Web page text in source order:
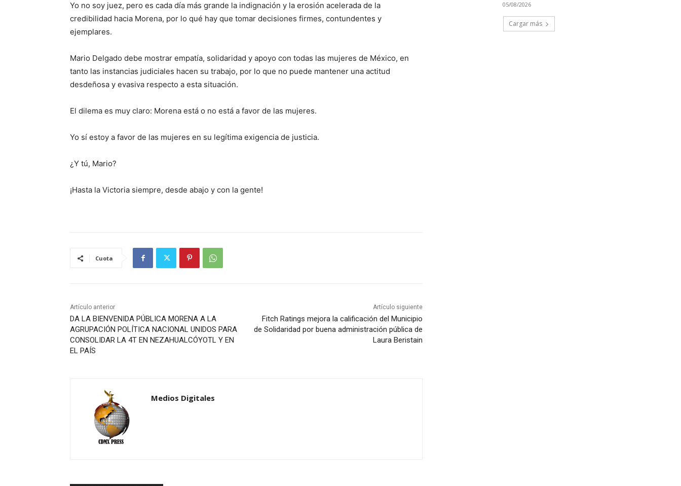
Yo no soy juez, pero es cada día más grande la indignación y la erosión acelerada de la
credibilidad hacia Morena, por lo qué hay que tomar decisiones firmes, contundentes y
ejemplares.
Mario Delgado debe mostrar empatía, solidaridad y apoyo con todas las mujeres de México, en
tanto las instancias judiciales hacen su trabajo, por lo que no puede mantener una actitud
desdeñosa y evasiva respecto a esta situación.
El dilema es muy claro: Morena está o no está a favor de las mujeres.
Yo sí estoy a favor de las mujeres en su legítima exigencia de justicia.
¿Y tú, Mario?
¡Hasta la Victoria siempre, desde abajo y con la gente!
Cuota
Artículo anterior
DA LA BIENVENIDA PÚBLICA MORENA A LA
AGRUPACIÓN POLÍTICA NACIONAL UNIDOS PARA
CONSOLIDAR LA 4T EN NEZAHUALCÓYOTL Y EN
EL PAÍS
Artículo siguiente
Fitch Ratings mejora la calificación del Municipio
de Solidaridad por buena administración pública de
Laura Beristain
Medios Digitales
05/08/2026
Cargar más